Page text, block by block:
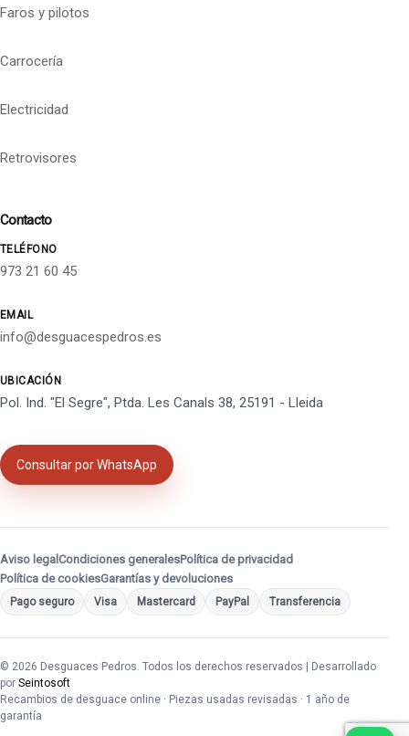
Faros y pilotos
Carrocería
Electricidad
Retrovisores
Contacto
TELÉFONO
973 21 60 45
EMAIL
info@desguacespedros.es
UBICACIÓN
Pol. Ind. "El Segre", Ptda. Les Canals 38, 25191 - Lleida
Consultar por WhatsApp
Aviso legal Condiciones generalesPolítica de privacidad
Política de cookiesGarantías y devoluciones
Pago seguro Visa Mastercard PayPal Transferencia
© 2026 Desguaces Pedros. Todos los derechos reservados | Desarrollado
por Seintosoft
Recambios de desguace online · Piezas usadas revisadas · 1 año de
garantía